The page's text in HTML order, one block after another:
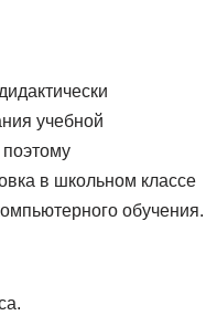
учебной
в школьном классе
обучения.